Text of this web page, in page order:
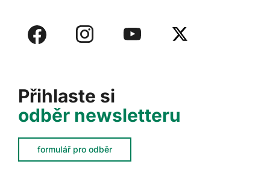
Přihlaste si
odběr newsletteru
formulář pro odběr